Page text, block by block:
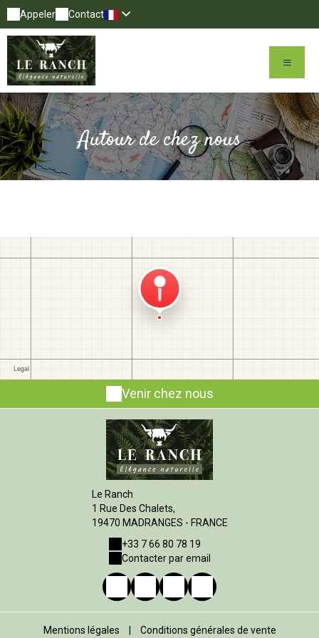
Appeler Contact
Autour de chez nous
Venir chez nous
Le Ranch
1 Rue Des Chalets,
19470 MADRANGES - FRANCE
+33 7 66 80 78 19
Contacter par email
Mentions légales | Conditions générales de vente